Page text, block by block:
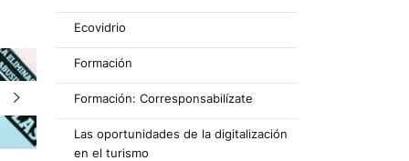
Ecovidrio
Formación
Formación: Corresponsabilízate
Las oportunidades de la digitalización
en el turismo